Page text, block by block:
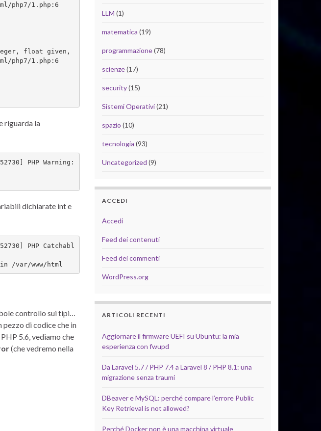
php7/1.php:6
float given,
php7/1.php:6
riguarda la
PHP Warning:
dichiarate int e
PHP Catchabl
/var/www/html
controllo sui tipi…
pezzo di codice che in
5.6, vediamo che
(che vedremo nella
LLM (1)
matematica (19)
programmazione(78)
scienze(17)
security(15)
Sistemi Operativi(21)
spazio (10)
tecnologia (93)
Uncategorized (9)
ACCEDI
Accedi
Feed dei contenuti
Feed dei commenti
WordPress.org
ARTICOLI RECENTI
Aggiornare il firmware UEFI su Ubuntu: la mia
esperienza con fwupd
Da Laravel 5.7 / PHP 7.4 a Laravel 8 / PHP 8.1: una
migrazione senza traumi
DBeaver e MySQL: perché compare l’errore Public
Key Retrieval is not allowed?
Perché Docker non è una macchina virtuale